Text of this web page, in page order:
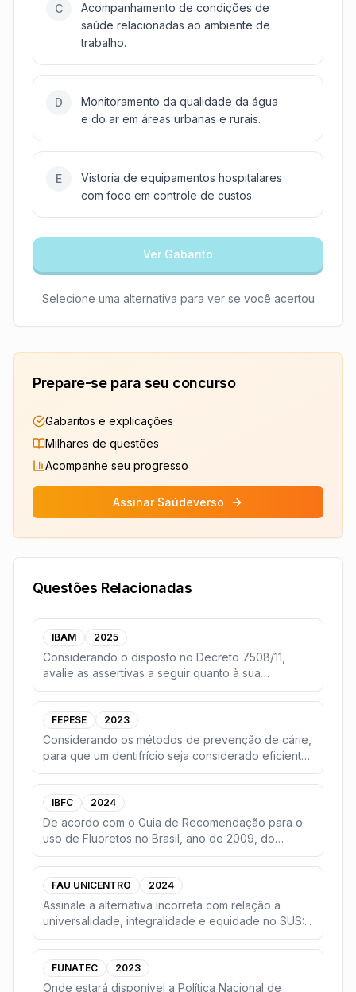
C
Acompanhamento de condições de
saúde relacionadas ao ambiente de
trabalho.
D
Monitoramento da qualidade da água
e do ar em áreas urbanas e rurais.
E
Vistoria de equipamentos hospitalares
com foco em controle de custos.
Ver Gabarito
Selecione uma alternativa para ver se você acertou
Prepare-se para seu concurso
Gabaritos e explicações
Milhares de questões
Acompanhe seu progresso
Assinar Saúdeverso
Questões Relacionadas
IBAM 2025
Considerando o disposto no Decreto 7508/11,
avalie as assertivas a seguir quanto à sua
veracidade.(...
FEPESE 2023
Considerando os métodos de prevenção de cárie,
para que um dentifrício seja considerado eficiente,
e...
IBFC 2024
De acordo com o Guia de Recomendação para o
uso de Fluoretos no Brasil, ano de 2009, do
Ministério d...
FAU UNICENTRO 2024
Assinale a alternativa incorreta com relação à
universalidade, integralidade e equidade no SUS:...
FUNATEC 2023
Onde estará disponível a Política Nacional de